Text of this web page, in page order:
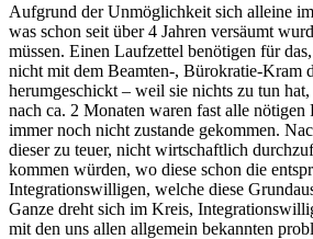
Aufgrund der Unmöglichkeit sich alleine
was schon seit über 4 Jahren versäumt
müssen. Einen Laufzettel benötigen für
nicht mit dem Beamten-, Bürokratie-Kram
herumgeschickt – weil sie nichts zu tun
nach ca. 2 Monaten waren fast alle
immer noch nicht zustande gekommen.
dieser zu teuer, nicht wirtschaftlich
kommen würden, wo diese schon die
Integrationswilligen, welche diese
Ganze dreht sich im Kreis,
mit den uns allen allgemein bekannten